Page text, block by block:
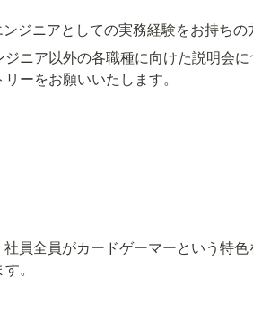
ジニアとしての実務経験をお持ちの
ニア以外の各職種に向けた説明会
ーをお願いいたします。
員全員がカードゲーマーという特
。